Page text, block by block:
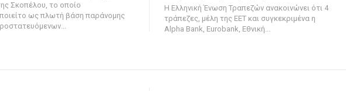
Σκοπέλου, το οποίο
ως πλωτή βάση παράνομης
Η Ελληνική Ένωση Τραπεζών ανακοινώνει ότι 4
τράπεζες, μέλη της ΕΕΤ και συγκεκριμένα η
Alpha Bank, Eurobank, Εθνική...